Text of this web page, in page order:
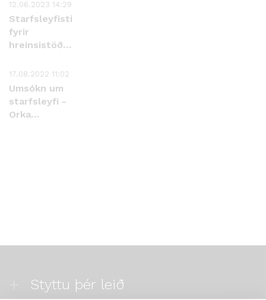
Náttúrunnar
12.06.2023 14:29
Starfsleyfistillaga
fyrir
hreinsistöð
náttúrunnar
ohf. við
Hellisheiðarvirkjun
17.08.2022 11:02
Umsókn um
starfsleyfi -
Orka
Styttu þér leið